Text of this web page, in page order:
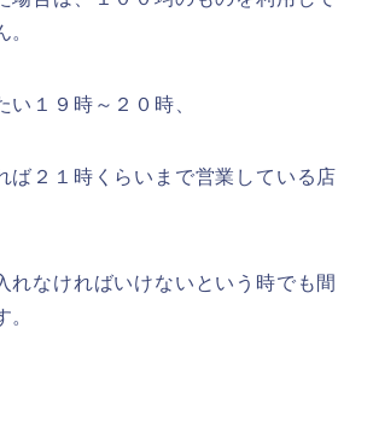
。
い１９時～２０時、
ば２１時くらいまで営業している店
れなければいけないという時でも間
。